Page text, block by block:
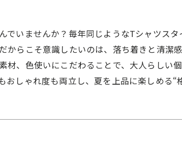
でいませんか？毎年同じようなTシャツス
からこそ意識したいのは、落ち着きと清潔
材、色使いにこだわることで、大人らしい
おしゃれ度も両立し、夏を上品に楽しめる“